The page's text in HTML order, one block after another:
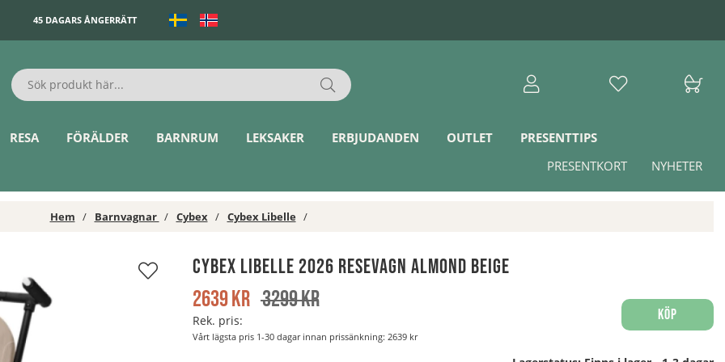
45 DAGARS ÅNGERRÄTT
RESA FÖRÄLDER BARNRUM LEKSAKER ERBJUDANDEN OUTLET
PRESENTTIPS
NYHETER
PRESENTKORT
Hem Barnvagnar Cybex Cybex Libelle
Cybex Libelle 2026 Resevagn Almond Beige
3299kr
2639kr
Rek. pris:
Vårt lägsta pris 1-30 dagar innan prissänkning: 2639 kr
Köp